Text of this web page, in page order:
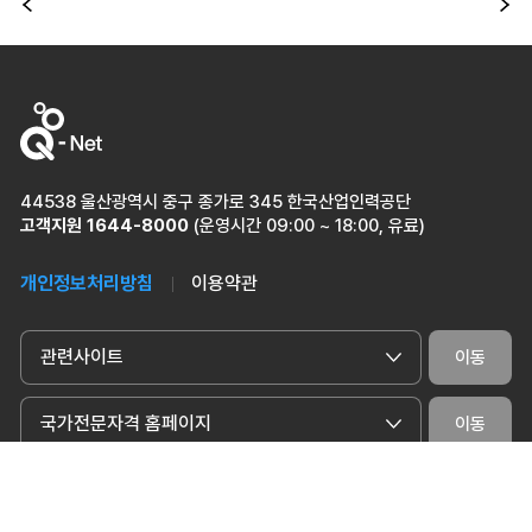
이전
44538 울산광역시 중구 종가로 345 한국산업인력공단
고객지원 1644-8000 (운영시간 09:00 ~ 18:00, 유료)
개인정보처리방침 이용약관
관련사이트 이동
국가전문자격 홈페이지 이동